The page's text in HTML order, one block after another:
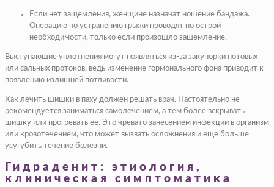
Если нет защемления, женщине назначат ношение бандажа.
Операцию по устранению грыжи проводят по острой
необходимости, только если произошло защемление.
Выступающие уплотнения могут появляться из-за закупорки потовых
или сальных протоков, ведь изменение гормонального фона приводит к
появлению излишней потливости.
Как лечить шишки в паху должен решать врач. Настоятельно не
рекомендуется заниматься самолечением, а тем более вскрывать
шишку или прогревать ее. Это чревато занесением инфекции в организм
или кровотечением, что может вызвать осложнения и еще больше
усугубить течение болезни.
Гидраденит: этиология,
клиническая симптоматика